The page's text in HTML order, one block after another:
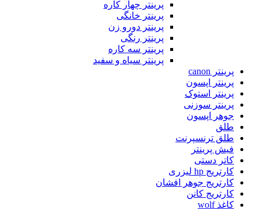
پرینتر چهار کاره
پرینتر خانگی
پرینتر دورو زن
پرینتر رنگی
پرینتر سه کاره
پرینتر سیاه و سفید
پرینتر canon
پرینتر اپسون
پرینتر استوک
پرینتر سوزنی
جوهر اپسون
طلق
طلق ترنسپرنت
فیش پرینتر
کاتر دستی
کارتریج hp لیزری
کارتریج جوهر افشان
کارتریج کانن
کاغذ wolf